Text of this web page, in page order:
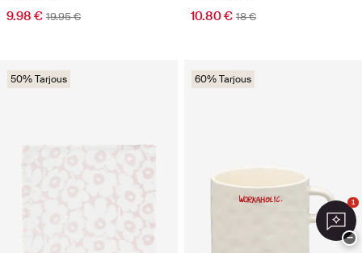
9.98 € 19.95 € 10.80 € 18 €
50% Tarjous 60% Tarjous
1
−